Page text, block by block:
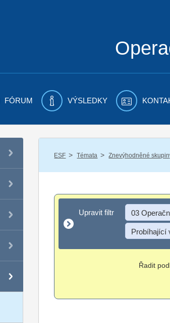
FÓRUM VÝSLEDKY
ESF / Témata / Znevýhodněné
Upravit filtr
Upravit filtr 03
Probíhající
Řadit